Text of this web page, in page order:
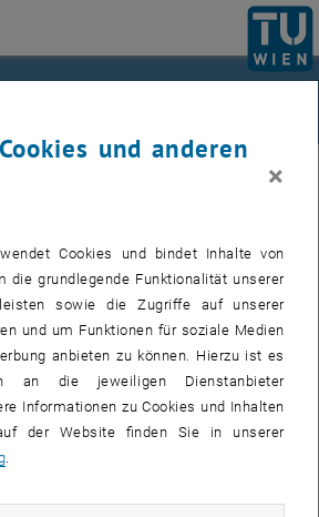
auflisten
VOM 15. JULI 2026
04
AUG. 26
04 August 2026 bis
–
und anderen
×
Cookies und bindet Inhalte von
die grundlegende Funktionalität unserer
sowie die Zugriffe auf unserer
und um Funktionen für soziale Medien
anbieten zu können. Hierzu ist es
an die jeweiligen Dienstanbieter
Informationen zu Cookies und Inhalten
der Website finden Sie in unserer
.